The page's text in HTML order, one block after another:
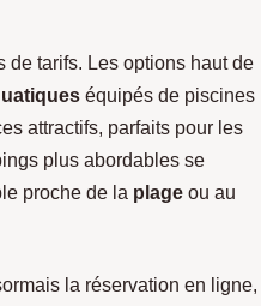
de tarifs. Les options haut de
équipés de piscines
attractifs, parfaits pour les
plus abordables se
proche de la plage ou au
la réservation en ligne,